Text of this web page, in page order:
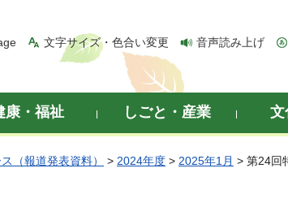
文字サイズ・色合い変更 音声読み上げ
康・福祉 しごと・産業 文
（報道発表資料） > 2024年度 > 2025年1月 > 第24回